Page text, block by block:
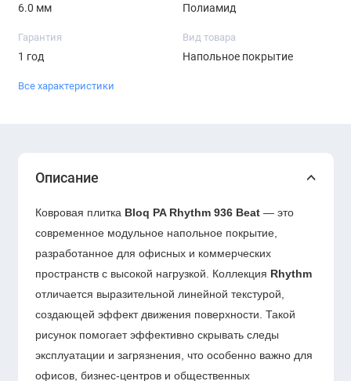
6.0 мм Полиамид
Гарантия
1 год
Вид товара
Напольное покрытие
Все характеристики
Описание
Ковровая плитка Bloq PA Rhythm 936 Beat — это
современное модульное напольное покрытие,
разработанное для офисных и коммерческих
пространств с высокой нагрузкой. Коллекция Rhythm
отличается выразительной линейной текстурой,
создающей эффект движения поверхности. Такой
рисунок помогает эффективно скрывать следы
эксплуатации и загрязнения, что особенно важно для
офисов, бизнес-центров и общественных